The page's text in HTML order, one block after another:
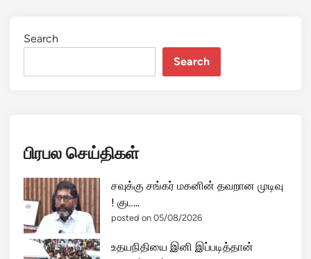
Search
Search
பிரபல செய்திகள்
சவுக்கு சங்கர் மகனின் தவறான முடிவு
! குட...
posted on 05/08/2026
உதயநிதியை இனி இப்படித்தான்